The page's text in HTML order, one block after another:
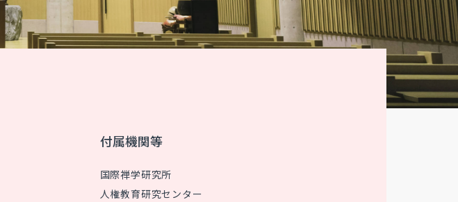
付属機関等
国際禅学研究所
人権教育研究センター